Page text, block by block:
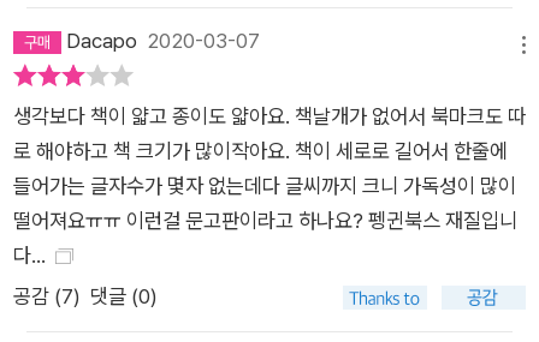
Dacapo 2020-03-07
생각보다 책이 얇고 종이도 얇아요. 책날개가 없어서 북마크도 따
로 해야하고 책 크기가 많이작아요. 책이 세로로 길어서 한줄에
들어가는 글자수가 몇자 없는데다 글씨까지 크니 가독성이 많이
떨어져요ㅠㅠ 이런걸 문고판이라고 하나요? 펭귄북스 재질입니
다...
공감 (7) 댓글 (0)